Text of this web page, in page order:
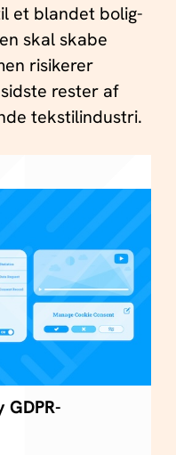
et blandet bolig-
skal skabe
risikerer
rester af
tekstilindustri.
GDPR-